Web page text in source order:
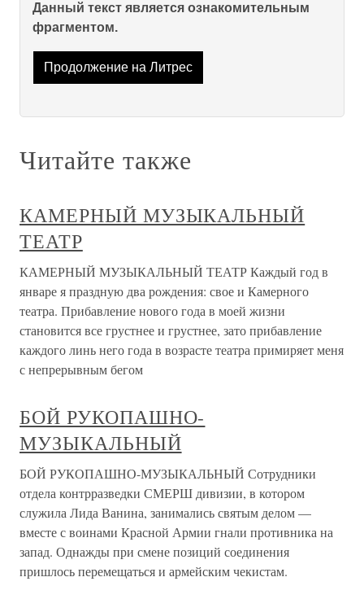
Данный текст является ознакомительным
фрагментом.
Продолжение на Литрес
Читайте также
КАМЕРНЫЙ МУЗЫКАЛЬНЫЙ
ТЕАТР
КАМЕРНЫЙ МУЗЫКАЛЬНЫЙ ТЕАТР Каждый год в
январе я праздную два рождения: свое и Камерного
театра. Прибавление нового года в моей жизни
становится все грустнее и грустнее, зато прибавление
каждого линь него года в возрасте театра примиряет меня
с непрерывным бегом
БОЙ РУКОПАШНО-
МУЗЫКАЛЬНЫЙ
БОЙ РУКОПАШНО-МУЗЫКАЛЬНЫЙ Сотрудники
отдела контрразведки СМЕРШ дивизии, в котором
служила Лида Ванина, занимались святым делом —
вместе с воинами Красной Армии гнали противника на
запад. Однажды при смене позиций соединения
пришлось перемещаться и армейским чекистам.